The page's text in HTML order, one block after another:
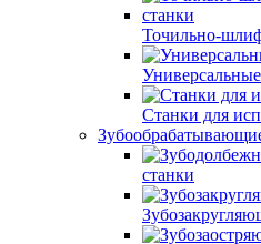
Точильно-
Станки для
станки